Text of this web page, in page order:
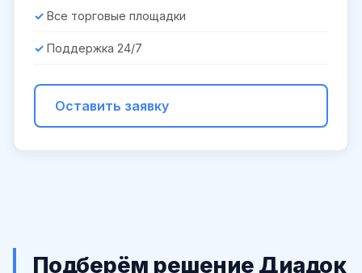
Все торговые площадки
Поддержка 24/7
Оставить заявку
Подберём решение Диадок